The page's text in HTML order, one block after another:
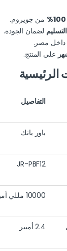
من جويروم.
لضمان الجودة.
داخل مصر.
على المنتج.
الرئيسية
التفاصيل
باور بانك
JR-PBF12
10000 مللي أمبير
2.4 أمبير